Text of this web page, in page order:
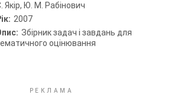
Якір, Ю. М. Рабінович
2007
Збірник задач і завдань для
оцінювання